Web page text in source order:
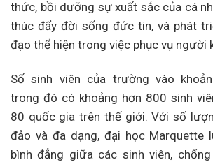
thức, bồi dưỡng sự xuất sắc của cá
thúc đẩy đời sống đức tin, và phát
đạo thể hiện trong việc phục vụ người
Số sinh viên của trường vào
trong đó có khoảng hơn 800 sinh
80 quốc gia trên thế giới. Với số
đảo và đa dạng, đại học Marquette
bình đẳng giữa các sinh viên,